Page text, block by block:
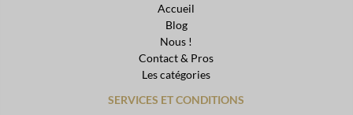
Accueil
Blog
Nous !
Contact & Pros
Les catégories
SERVICES ET CONDITIONS